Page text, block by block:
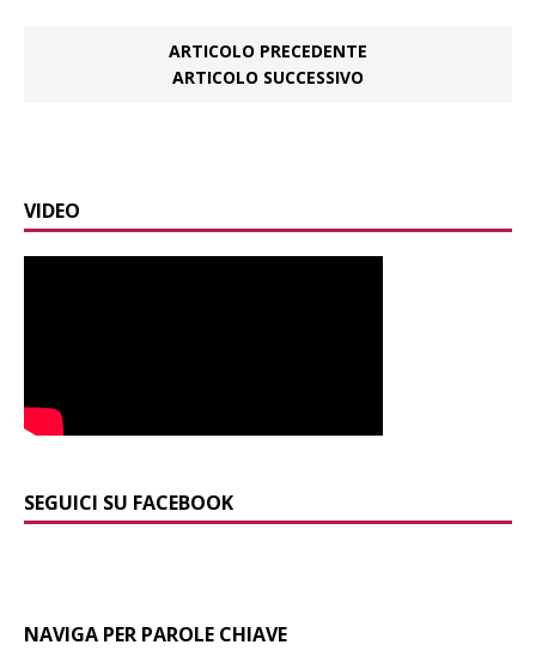
ARTICOLO PRECEDENTE
ARTICOLO SUCCESSIVO
VIDEO
SEGUICI SU FACEBOOK
NAVIGA PER PAROLE CHIAVE